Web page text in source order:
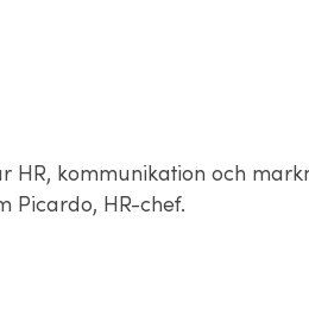
HR, kommunikation och
Picardo, HR-chef.